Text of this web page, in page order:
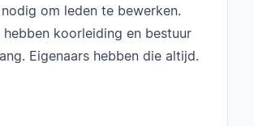
nodig om leden te bewerken.
hebben koorleiding en bestuur
Eigenaars hebben die altijd.